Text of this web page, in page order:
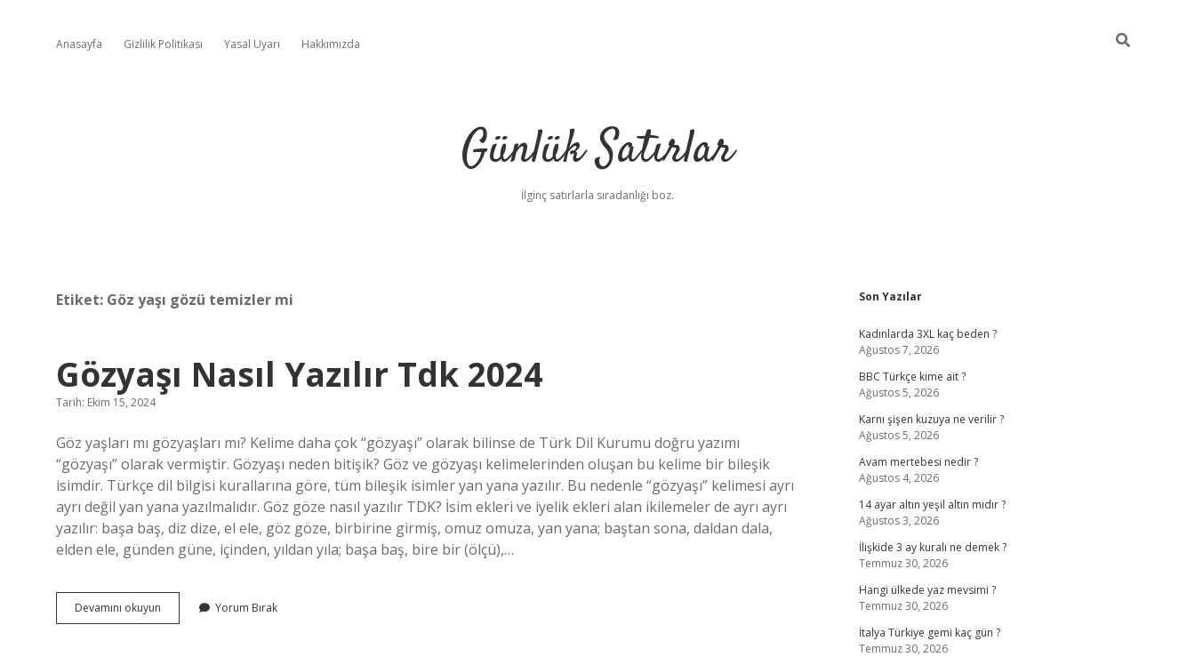
Anasayfa Gizlilik Politikası Yasal Uyarı Hakkımızda
Günlük Satırlar
İlginç satırlarla sıradanlığı boz.
Etiket: Göz yaşı gözü temizler mi
Gözyaşı Nasıl Yazılır Tdk 2024
Tarih: Ekim 15, 2024
Göz yaşları mı gözyaşları mı? Kelime daha çok “gözyaşı” olarak bilinse de Türk Dil Kurumu doğru yazımı
“gözyaşı” olarak vermiştir. Gözyaşı neden bitişik? Göz ve gözyaşı kelimelerinden oluşan bu kelime bir bileşik
isimdir. Türkçe dil bilgisi kurallarına göre, tüm bileşik isimler yan yana yazılır. Bu nedenle “gözyaşı” kelimesi ayrı
ayrı değil yan yana yazılmalıdır. Göz göze nasıl yazılır TDK? İsim ekleri ve iyelik ekleri alan ikilemeler de ayrı ayrı
yazılır: başa baş, diz dize, el ele, göz göze, birbirine girmiş, omuz omuza, yan yana; baştan sona, daldan dala,
elden ele, günden güne, içinden, yıldan yıla; başa baş, bire bir (ölçü),…
Devamını okuyun Gözyaşı
Nasıl
Yorum Bırak
Sidebar
Son Yazılar
Kadınlarda 3XL kaç beden ?
Ağustos 7, 2026
BBC Türkçe kime ait ?
Ağustos 5, 2026
Karnı şişen kuzuya ne verilir ?
Ağustos 5, 2026
Avam mertebesi nedir ?
Ağustos 4, 2026
14 ayar altın yeşil altın mıdır ?
Ağustos 3, 2026
İlişkide 3 ay kuralı ne demek ?
Temmuz 30, 2026
Hangi ülkede yaz mevsimi ?
Temmuz 30, 2026
İtalya Türkiye gemi kaç gün ?
Temmuz 30, 2026